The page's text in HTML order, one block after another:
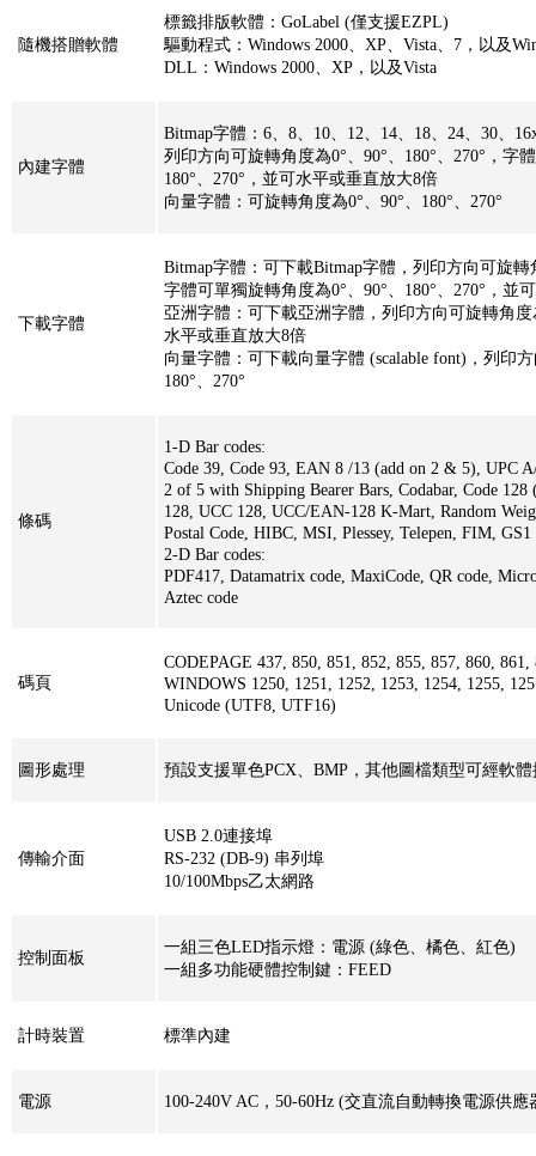
隨機搭贈軟體
標籤排版軟體：GoLabel (僅支援EZPL)
驅動程式：Windows 2000、XP、Vista、7，以及
DLL：Windows 2000、XP，以及Vista
內建字體
Bitmap字體：6、8、10、12、14、18、24、30、
列印方向可旋轉角度為0°、90°、180°、270°，字
180°、270°，並可水平或垂直放大8倍
向量字體：可旋轉角度為0°、90°、180°、270°
下載字體
Bitmap字體：可下載Bitmap字體，列印方向可旋轉
字體可單獨旋轉角度為0°、90°、180°、270°，並
亞洲字體：可下載亞洲字體，列印方向可旋轉角度
水平或垂直放大8倍
向量字體：可下載向量字體 (scalable font)，列印
180°、270°
條碼
1-D Bar codes:
Code 39, Code 93, EAN 8 /13 (add on 2 & 5), UPC
2 of 5 with Shipping Bearer Bars, Codabar, Code
128, UCC 128, UCC/EAN-128 K-Mart, Random
Postal Code, HIBC, MSI, Plessey, Telepen, FIM, GS1
2-D Bar codes:
PDF417, Datamatrix code, MaxiCode, QR code,
Aztec code
碼頁
CODEPAGE 437, 850, 851, 852, 855, 857, 860,
WINDOWS 1250, 1251, 1252, 1253, 1254, 1255,
Unicode (UTF8, UTF16)
圖形處理 預設支援單色PCX、BMP，其他圖檔類型可經軟
傳輸介面
USB 2.0連接埠
RS-232 (DB-9) 串列埠
10/100Mbps乙太網路
控制面板
一組三色LED指示燈：電源 (綠色、橘色、紅色)
一組多功能硬體控制鍵：FEED
計時裝置 標準內建
電源 100-240V AC，50-60Hz (交直流自動轉換電源供應